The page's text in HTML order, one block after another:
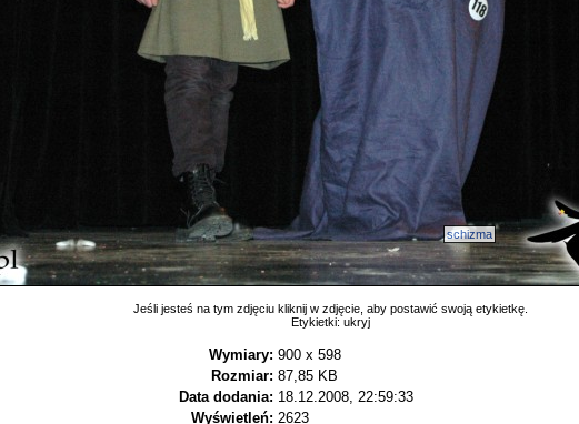
schizma
Jeśli jesteś na tym zdjęciu kliknij w zdjęcie, aby postawić swoją etykietkę.
Etykietki: ukryj
Wymiary: 900 x 598
Rozmiar: 87,85 KB
Data dodania: 18.12.2008, 22:59:33
Wyświetleń: 2623